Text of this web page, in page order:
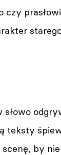
czy
teksty
by